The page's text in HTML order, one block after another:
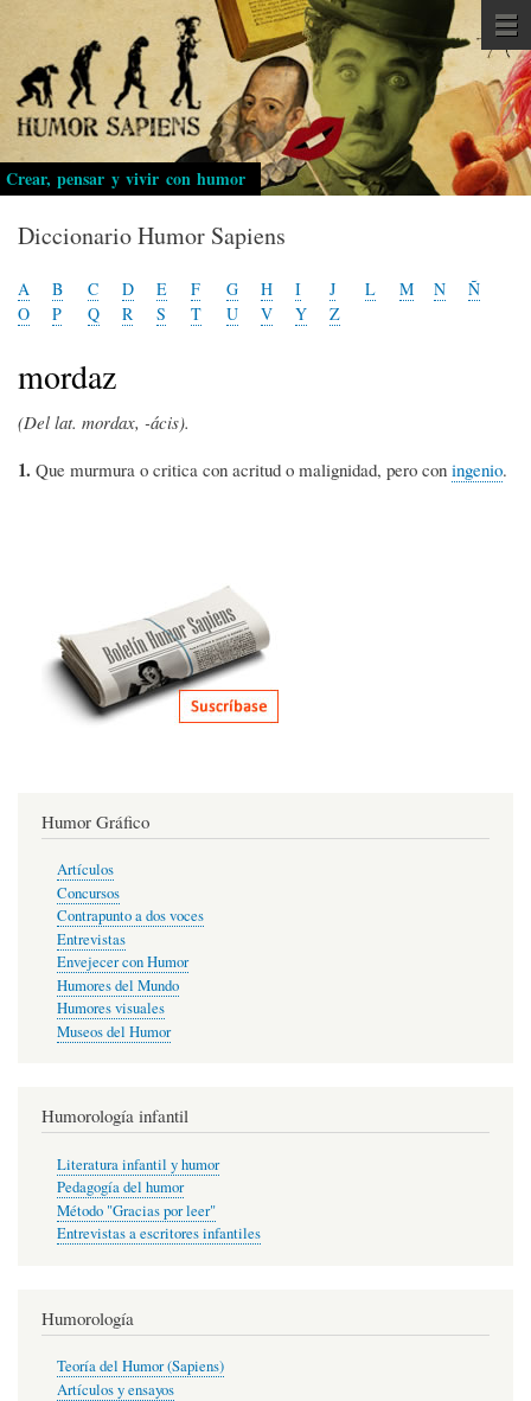
Pasar
al
contenido
principal
Crear, pensar y vivir con humor
Diccionario Humor Sapiens
A B C D E F G H I J L M N
Ñ
O
P Q R S T U V Y Z
mordaz
(Del lat. mordax, -ácis).
1. Que murmura o critica con acritud o malignidad, pero con ingenio.
Humor Gráfico
Artículos
Concursos
Contrapunto a dos voces
Entrevistas
Envejecer con Humor
Humores del Mundo
Humores visuales
Museos del Humor
Humorología infantil
Literatura infantil y humor
Pedagogía del humor
Método "Gracias por leer"
Entrevistas a escritores infantiles
Humorología
Teoría del Humor (Sapiens)
Artículos y ensayos